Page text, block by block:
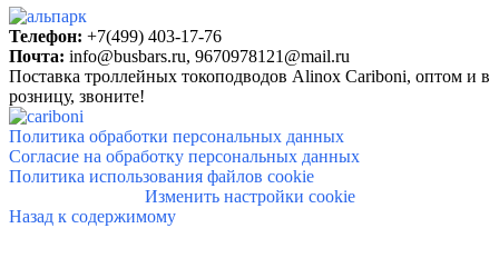
Телефон: +7(499) 403-17-76
Почта: info@busbars.ru, 9670978121@mail.ru
Поставка троллейных токоподводов Alinox Cariboni, оптом и в
розницу, звоните!
Политика обработки персональных данных
Согласие на обработку персональных данных
Политика использования файлов cookie
Изменить настройки cookie
Назад к содержимому